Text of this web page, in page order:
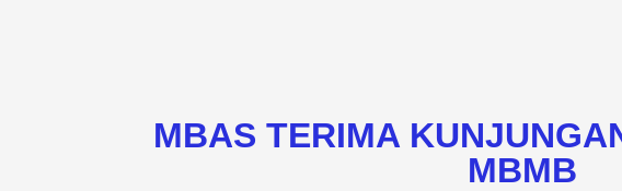
MBAS TERIMA
MBMB